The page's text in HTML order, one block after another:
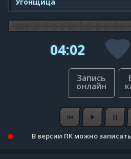
04:02
В версии ПК можно